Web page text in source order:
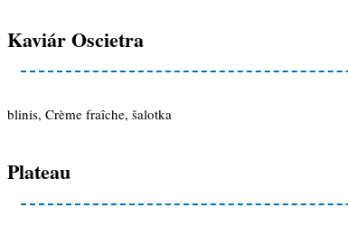
Kaviár Oscietra
blinis, Crème fraîche, šalotka
Plateau